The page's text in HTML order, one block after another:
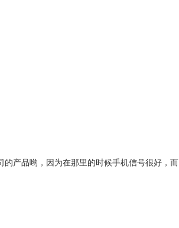
产品哟，因为在那里的时候手机信号很好，而